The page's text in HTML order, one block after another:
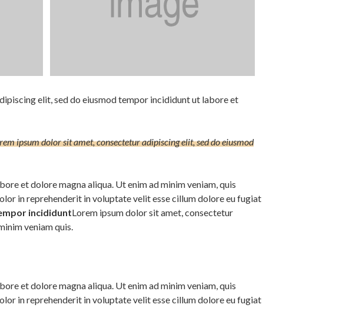
elit, sed do eiusmod tempor incididunt ut labore et
ipsum dolor sit amet, consectetur adipiscing elit, sed do eiusmod
et dolore magna aliqua. Ut enim ad minim veniam, quis
in reprehenderit in voluptate velit esse cillum dolore eu fugiat
incididuntLorem ipsum dolor sit amet, consectetur
veniam quis.
et dolore magna aliqua. Ut enim ad minim veniam, quis
in reprehenderit in voluptate velit esse cillum dolore eu fugiat